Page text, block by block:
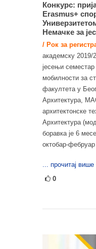
Конкурс:
Erasmus+
Немачке за
/ Рок за
академску 2019/
јесењи семестар
мобилности за
факултета у
Архитектура,
архитектонске
Архитектура
боравка је 6
октобар-
... прочитај више
0